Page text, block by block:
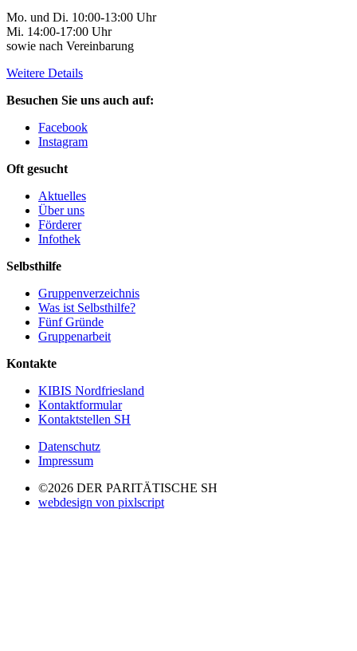
Mo. und Di. 10:00-13:00 Uhr
Mi. 14:00-17:00 Uhr
sowie nach Vereinbarung
Weitere Details
Besuchen Sie uns auch auf:
Facebook
Instagram
Oft gesucht
Aktuelles
Über uns
Förderer
Infothek
Selbsthilfe
Gruppenverzeichnis
Was ist Selbsthilfe?
Fünf Gründe
Gruppenarbeit
Kontakte
KIBIS Nordfriesland
Kontaktformular
Kontaktstellen SH
Datenschutz
Impressum
©2026 DER PARITÄTISCHE SH
webdesign von pixlscript